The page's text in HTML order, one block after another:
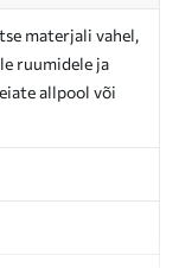
materjali vahel,
ruumidele ja
allpool või